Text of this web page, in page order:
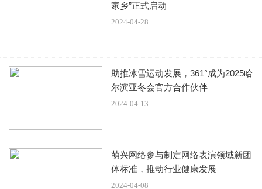
指句句有骨串爆在《美丽战场》首次担正女主角及入围角逐
她无奈说：“现在很多事情不需要一个根据，只要一个人想创
造一个故事，那个故事就不知道为什麽会成为真，当然我看
了这些新闻后会觉得哗一声！为什麽会这样？为什麽可以将
一些完全没有发生过的事情，编成一个疑幻似真的故事？我
家乡”正式启动
2024-04-28
助推冰雪运动发展，361°成为2025哈
尔滨亚冬会官方合作伙伴
2024-04-13
萌兴网络参与制定网络表演领域新团
体标准，推动行业健康发展
2024-04-08